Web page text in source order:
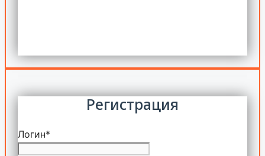
Регистрация
Логин*